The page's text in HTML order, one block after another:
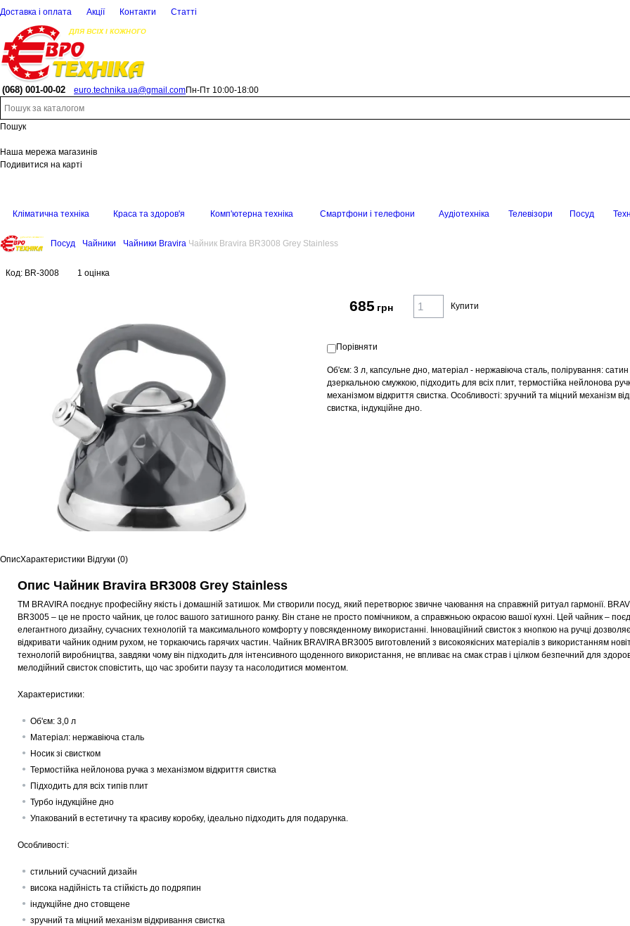
Доставка і оплата Акції Контакти Статті
(068) 001-00-02 euro.technika.ua@gmail.comПн-Пт 10:00-18:00
Пошук
Наша мережа магазинів
Подивитися на карті
Кліматична техніка Краса та здоров'я Комп'ютерна техніка Смартфони і телефони Аудіотехніка Телевізори Посуд
Посуд Чайники Чайники Bravira Чайник Bravira BR3008 Grey Stainless
Код: BR-3008 1 оцінка
685 грн Купити
Порівняти
Об'єм: 3 л, капсульне дно, матеріал - нержавіюча сталь, полірування: сатин
дзеркальною смужкою, підходить для всіх плит, термостійка нейлонова
механізмом відкриття свистка. Особливості: зручний та міцний механізм
свистка, індукційне дно.
ОписХарактеристики Відгуки (0)
Опис Чайник Bravira BR3008 Grey Stainless
ТМ BRAVIRA поєднує професійну якість і домашній затишок. Ми створили посуд, який перетворює звичне чаювання на справжній ритуал гармонії.
BR3005 – це не просто чайник, це голос вашого затишного ранку. Він стане не просто помічником, а справжньою окрасою вашої кухні. Цей чайник –
елегантного дизайну, сучасних технологій та максимального комфорту у повсякденному використанні. Інноваційний свисток з кнопкою на ручці
відкривати чайник одним рухом, не торкаючись гарячих частин. Чайник BRAVIRA BR3005 виготовлений з високоякісних матеріалів з використанням
технологій виробництва, завдяки чому він підходить для інтенсивного щоденного використання, не впливає на смак страв і цілком безпечний для
мелодійний свисток сповістить, що час зробити паузу та насолодитися моментом.
Характеристики:
Об'єм: 3,0 л
Матеріал: нержавіюча сталь
Носик зі свистком
Термостійка нейлонова ручка з механізмом відкриття свистка
Підходить для всіх типів плит
Турбо індукційне дно
Упакований в естетичну та красиву коробку, ідеально підходить для подарунка.
Особливості:
стильний сучасний дизайн
висока надійність та стійкість до подряпин
індукційне дно стовщене
зручний та міцний механізм відкривання свистка